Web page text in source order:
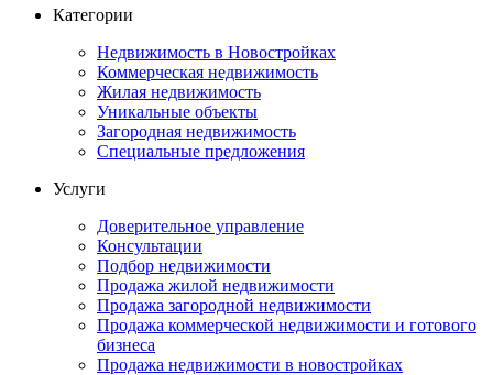
Категории
Недвижимость в Новостройках
Коммерческая недвижимость
Жилая недвижимость
Уникальные объекты
Загородная недвижимость
Специальные предложения
Услуги
Доверительное управление
Консультации
Подбор недвижимости
Продажа жилой недвижимости
Продажа загородной недвижимости
Продажа коммерческой недвижимости и готового
бизнеса
Продажа недвижимости в новостройках